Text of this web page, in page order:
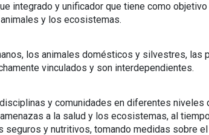
integrado y unificador que tiene como
y los ecosistemas.
los animales domésticos y silvestres, las
vinculados y son interdependientes.
y comunidades en diferentes niveles
a la salud y los ecosistemas, al
seguros y nutritivos, tomando medidas sobre